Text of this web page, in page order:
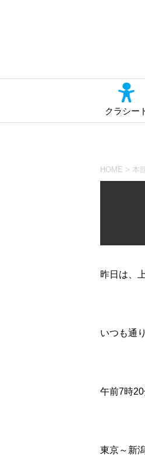
クラシー
HOME > 本
昨日は、
いつも通
午前7時
東京～新